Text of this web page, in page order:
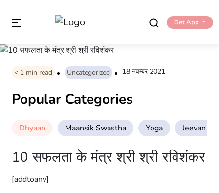
Get App
< 1 min read Uncategorized 18 नवम्बर 2021
Popular Categories
Dhyaan Maansik Swastha Yoga Jeevan
10 सफलता के मंत्र श्री श्री रविशंकर
[addtoany]